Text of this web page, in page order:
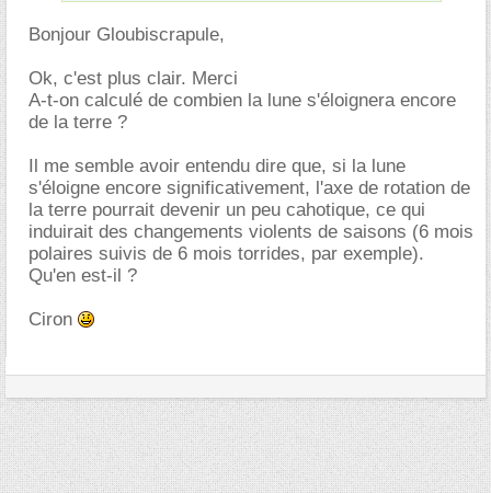
Bonjour Gloubiscrapule,
Ok, c'est plus clair. Merci
A-t-on calculé de combien la lune s'éloignera encore
de la terre ?
Il me semble avoir entendu dire que, si la lune
s'éloigne encore significativement, l'axe de rotation de
la terre pourrait devenir un peu cahotique, ce qui
induirait des changements violents de saisons (6 mois
polaires suivis de 6 mois torrides, par exemple).
Qu'en est-il ?
Ciron